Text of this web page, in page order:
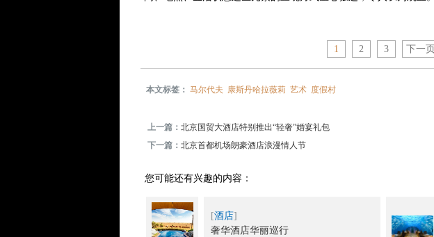
1 2 3 下一页
本文标签：马尔代夫 康斯丹哈拉薇莉 艺术 度假村
上一篇：北京国贸大酒店特别推出“轻奢”婚宴礼包
下一篇：北京首都机场朗豪酒店浪漫情人节
您可能还有兴趣的内容：
[酒店]
奢华酒店华丽巡行